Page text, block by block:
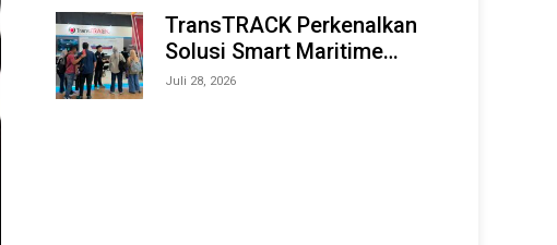
TransTRACK Perkenalkan
Solusi Smart Maritime
Monitoring Berbasis AI dan
Juli 28, 2026